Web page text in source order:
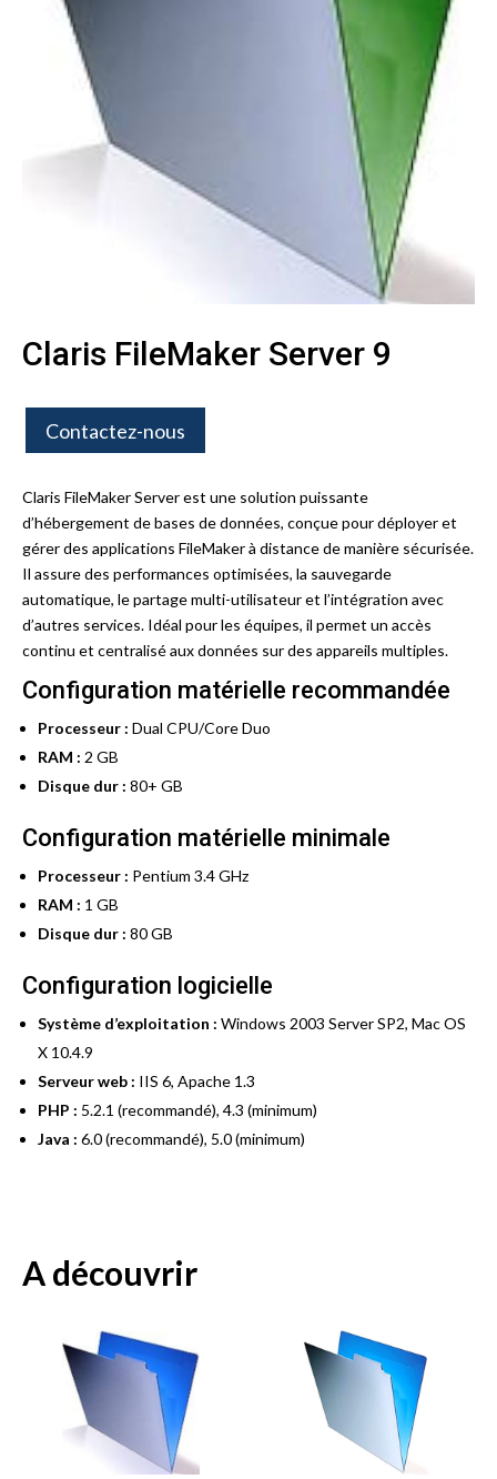
Claris FileMaker Server 9
Contactez-nous
Claris FileMaker Server est une solution puissante
d’hébergement de bases de données, conçue pour déployer et
gérer des applications FileMaker à distance de manière sécurisée.
Il assure des performances optimisées, la sauvegarde
automatique, le partage multi-utilisateur et l’intégration avec
d’autres services. Idéal pour les équipes, il permet un accès
continu et centralisé aux données sur des appareils multiples.
Configuration matérielle recommandée
Processeur : Dual CPU/Core Duo
RAM : 2 GB
Disque dur : 80+ GB
Configuration matérielle minimale
Processeur : Pentium 3.4 GHz
RAM : 1 GB
Disque dur : 80 GB
Configuration logicielle
Système d’exploitation : Windows 2003 Server SP2, Mac OS
X 10.4.9
Serveur web : IIS 6, Apache 1.3
PHP : 5.2.1 (recommandé), 4.3 (minimum)
Java : 6.0 (recommandé), 5.0 (minimum)
A découvrir